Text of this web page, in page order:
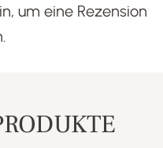
um eine Rezension